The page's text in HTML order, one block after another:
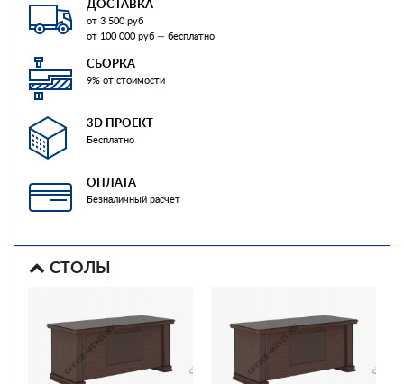
ДОСТАВКА
от 3 500 руб
от 100 000 руб — бесплатно
СБОРКА
9% от стоимости
3D ПРОЕКТ
Бесплатно
ОПЛАТА
Безналичный расчет
СТОЛЫ